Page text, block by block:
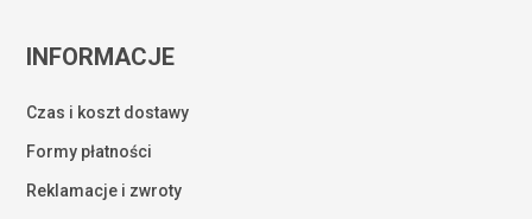
INFORMACJE
Czas i koszt dostawy
Formy płatności
Reklamacje i zwroty